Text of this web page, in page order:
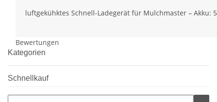
luftgekühktes Schnell-Ladegerät für Mulchmaster – Akku:
Bewertungen
Kategorien
Schnellkauf